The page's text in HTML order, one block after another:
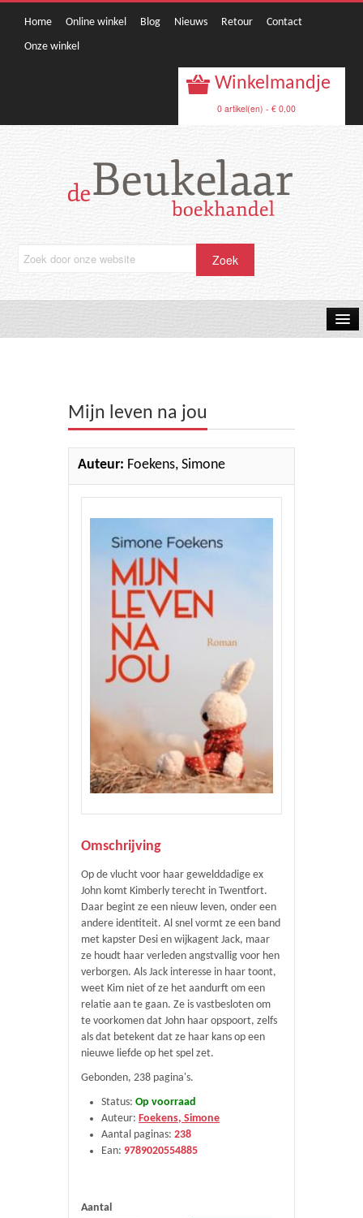
Home Online winkel Blog Nieuws Retour
Contact
Onze winkel
Winkelmandje
0 artikel(en) - € 0,00
Ethiek en Pastoraal
Kinderen en Jeugd
Mijn leven na jou
Auteur: Foekens, Simone
Omschrijving
Op de vlucht voor haar gewelddadige ex
John komt Kimberly terecht in Twentfort.
Daar begint ze een nieuw leven, onder een
andere identiteit. Al snel vormt ze een band
met kapster Desi en wijkagent Jack, maar
ze houdt haar verleden angstvallig voor hen
verborgen. Als Jack interesse in haar toont,
weet Kim niet of ze het aandurft om een
relatie aan te gaan. Ze is vastbesloten om
te voorkomen dat John haar opspoort, zelfs
als dat betekent dat ze haar kans op een
nieuwe liefde op het spel zet.
Gebonden, 238 pagina's.
Status: Op voorraad
Auteur: Foekens, Simone
Aantal paginas: 238
Ean: 9789020554885
Aantal